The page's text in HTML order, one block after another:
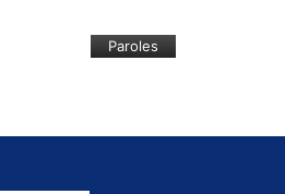
Paroles